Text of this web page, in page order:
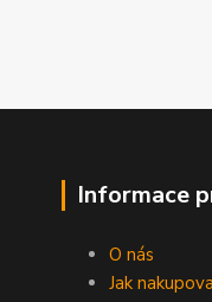
Informace
O nás
Jak